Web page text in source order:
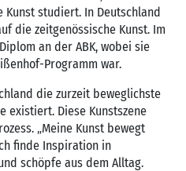
studiert. In Deutschland
die zeitgenössische Kunst. Im
an der ABK, wobei sie
Programm war.
die zurzeit beweglichste
existiert. Diese Kunstszene
„Meine Kunst bewegt
finde Inspiration in
schöpfe aus dem Alltag.